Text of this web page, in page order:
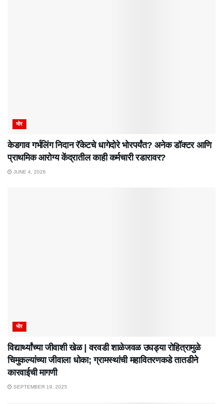
भोर
केडगाव गर्भलिंग निदान रॅकेटचे धागेदोरे भोरपर्यंत? अनेक डॉक्टर आणि
प्राथमिक आरोग्य केंद्रातील काही कर्मचारी रडारावर?
JUNE 4, 2026
भोर
विद्यार्थ्यांच्या जीवाशी खेळ | वरवडी शाळेजवळ उघड्या रोहित्रामुळे
चिमुकल्यांच्या जीवाला धोका; ग्रामस्थांची महावितरणकडे तातडीने
कारवाईची मागणी
SEPTEMBER 19, 2025